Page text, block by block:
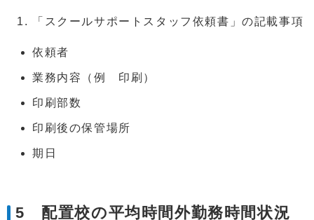
「スクールサポートスタッフ依頼書」の記載事項
依頼者
業務内容（例 印刷）
印刷部数
印刷後の保管場所
期日
5 配置校の平均時間外勤務時間状況